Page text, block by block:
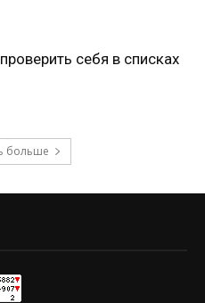
себя в списках
больше